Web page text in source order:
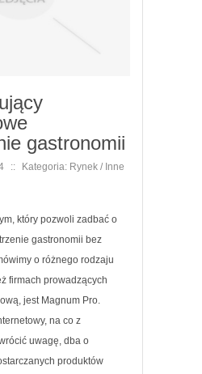
gastronomii
::
Kategoria: Rynek / Inne
który pozwoli zadbać o
gastronomii bez
o różnego rodzaju
firmach prowadzących
jest Magnum Pro.
na co z
uwagę, dba o
produktów